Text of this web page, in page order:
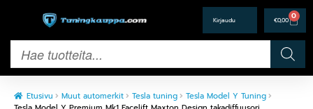
€0,00 0
Etusivu Muut automerkit Tesla tuning
Tesla Model Y Tuning